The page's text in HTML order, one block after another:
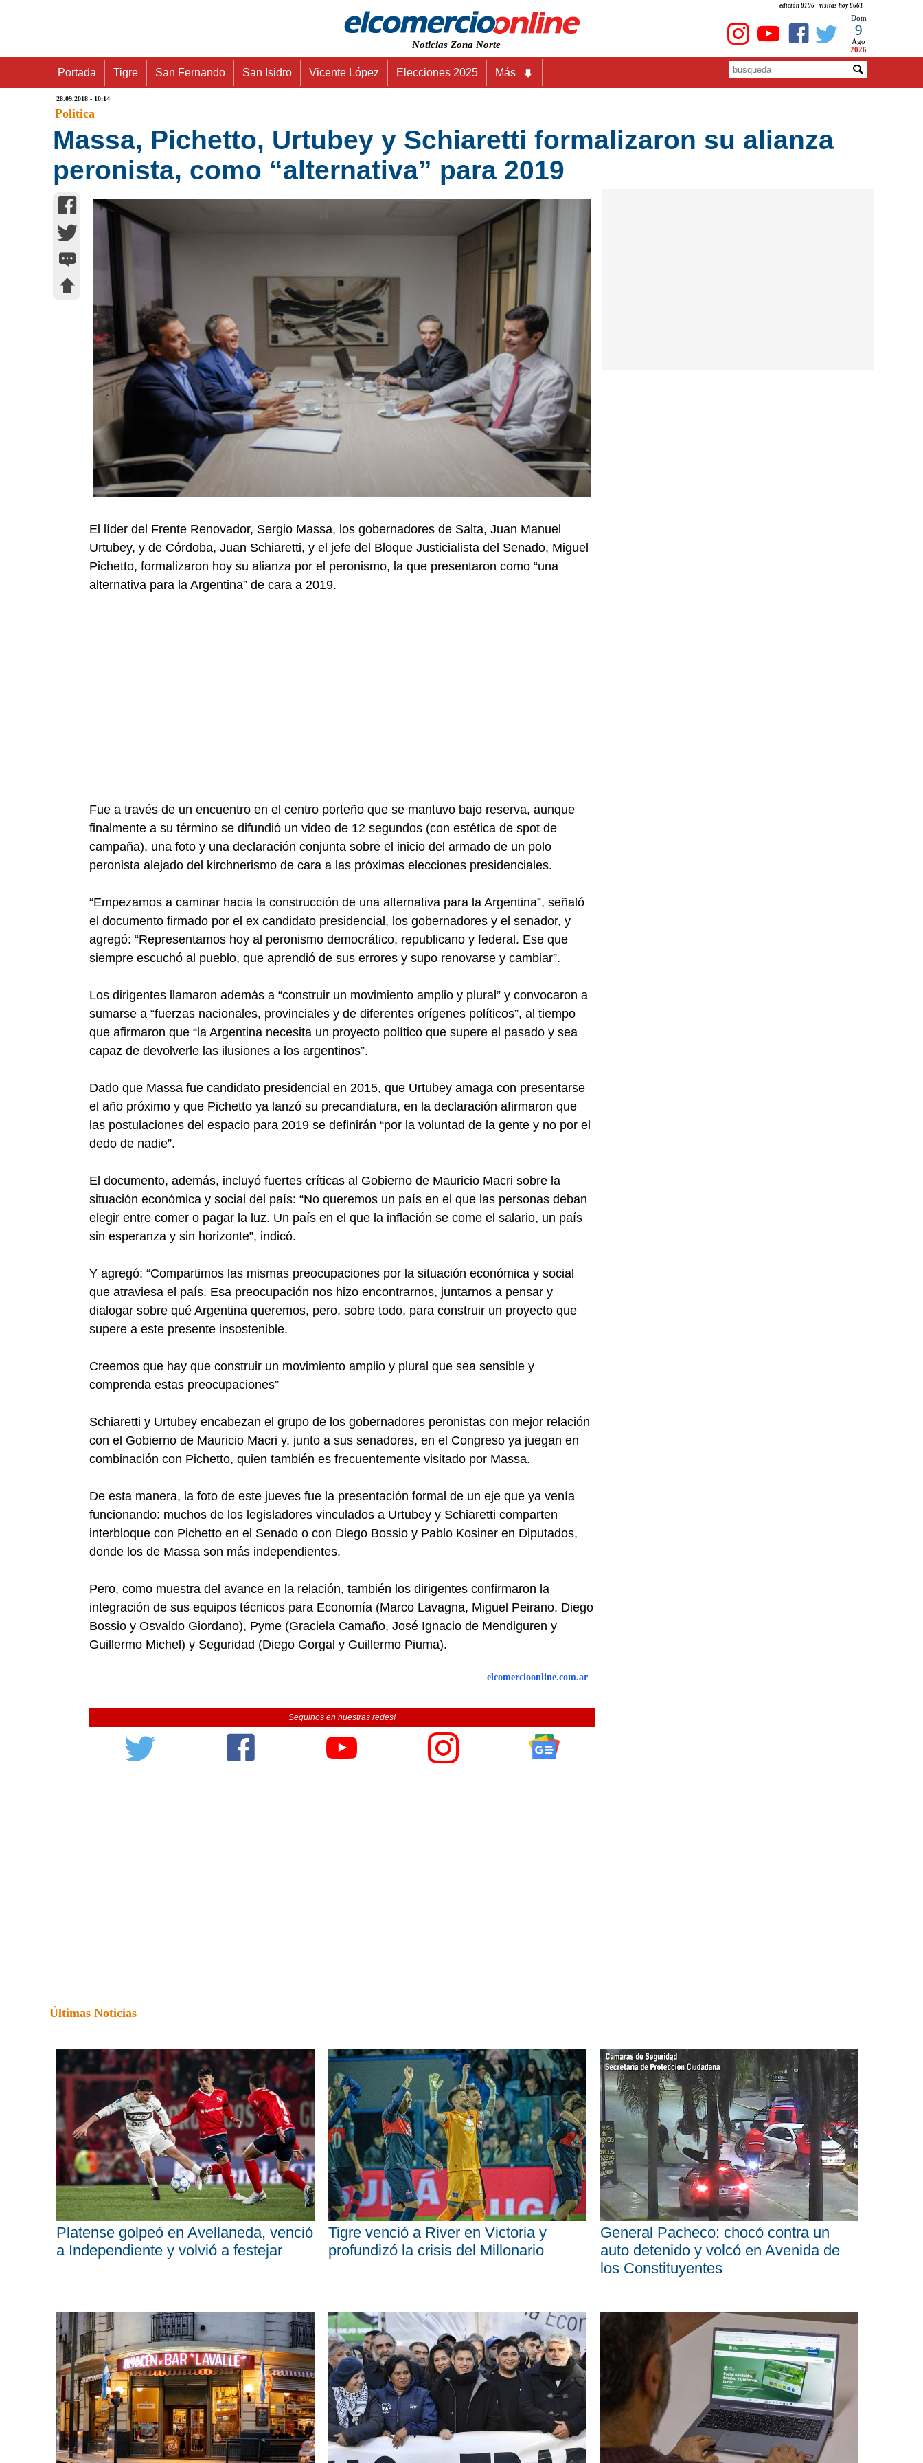
edición 8196 - visitas hoy 8661
Noticias Zona Norte
Dom
9
Ago
2026
Portada Tigre San Fernando San Isidro Vicente López Elecciones 2025 Más
28.09.2018 - 10:14
Política
Massa, Pichetto, Urtubey y Schiaretti formalizaron su alianza
peronista, como “alternativa” para 2019
El líder del Frente Renovador, Sergio Massa, los gobernadores de Salta, Juan Manuel
Urtubey, y de Córdoba, Juan Schiaretti, y el jefe del Bloque Justicialista del Senado, Miguel
Pichetto, formalizaron hoy su alianza por el peronismo, la que presentaron como “una
alternativa para la Argentina” de cara a 2019.
Fue a través de un encuentro en el centro porteño que se mantuvo bajo reserva, aunque
finalmente a su término se difundió un video de 12 segundos (con estética de spot de
campaña), una foto y una declaración conjunta sobre el inicio del armado de un polo
peronista alejado del kirchnerismo de cara a las próximas elecciones presidenciales.
“Empezamos a caminar hacia la construcción de una alternativa para la Argentina”, señaló
el documento firmado por el ex candidato presidencial, los gobernadores y el senador, y
agregó: “Representamos hoy al peronismo democrático, republicano y federal. Ese que
siempre escuchó al pueblo, que aprendió de sus errores y supo renovarse y cambiar”.
Los dirigentes llamaron además a “construir un movimiento amplio y plural” y convocaron a
sumarse a “fuerzas nacionales, provinciales y de diferentes orígenes políticos”, al tiempo
que afirmaron que “la Argentina necesita un proyecto político que supere el pasado y sea
capaz de devolverle las ilusiones a los argentinos”.
Dado que Massa fue candidato presidencial en 2015, que Urtubey amaga con presentarse
el año próximo y que Pichetto ya lanzó su precandiatura, en la declaración afirmaron que
las postulaciones del espacio para 2019 se definirán “por la voluntad de la gente y no por el
dedo de nadie”.
El documento, además, incluyó fuertes críticas al Gobierno de Mauricio Macri sobre la
situación económica y social del país: “No queremos un país en el que las personas deban
elegir entre comer o pagar la luz. Un país en el que la inflación se come el salario, un país
sin esperanza y sin horizonte”, indicó.
Y agregó: “Compartimos las mismas preocupaciones por la situación económica y social
que atraviesa el país. Esa preocupación nos hizo encontrarnos, juntarnos a pensar y
dialogar sobre qué Argentina queremos, pero, sobre todo, para construir un proyecto que
supere a este presente insostenible.
Creemos que hay que construir un movimiento amplio y plural que sea sensible y
comprenda estas preocupaciones”
Schiaretti y Urtubey encabezan el grupo de los gobernadores peronistas con mejor relación
con el Gobierno de Mauricio Macri y, junto a sus senadores, en el Congreso ya juegan en
combinación con Pichetto, quien también es frecuentemente visitado por Massa.
De esta manera, la foto de este jueves fue la presentación formal de un eje que ya venía
funcionando: muchos de los legisladores vinculados a Urtubey y Schiaretti comparten
interbloque con Pichetto en el Senado o con Diego Bossio y Pablo Kosiner en Diputados,
donde los de Massa son más independientes.
Pero, como muestra del avance en la relación, también los dirigentes confirmaron la
integración de sus equipos técnicos para Economía (Marco Lavagna, Miguel Peirano, Diego
Bossio y Osvaldo Giordano), Pyme (Graciela Camaño, José Ignacio de Mendiguren y
Guillermo Michel) y Seguridad (Diego Gorgal y Guillermo Piuma).
elcomercioonline.com.ar
Seguinos en nuestras redes!
Últimas Noticias
Platense golpeó en Avellaneda, venció
a Independiente y volvió a festejar
Tigre venció a River en Victoria y
profundizó la crisis del Millonario
General Pacheco: chocó contra un
auto detenido y volcó en Avenida de
los Constituyentes